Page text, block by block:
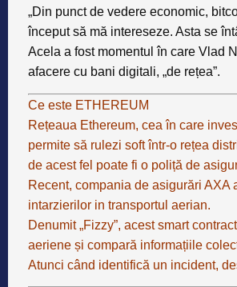
„Din punct de vedere economic,
început să mă intereseze. Asta se
Acela a fost momentul în care Vlad
afacere cu bani digitali, „de rețea”.
Ce este ETHEREUM
Rețeaua Ethereum, cea în care
permite să rulezi soft într-o rețea
de acest fel poate fi o poliță de
Recent, compania de asigurări AXA
intarzierilor in transportul aerian.
Denumit „Fizzy”, acest smart
aeriene și compară informațiile
Atunci când identifică un incident,